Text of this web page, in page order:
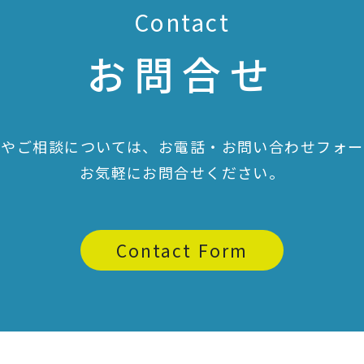
Contact
お問合せ
ご相談については、お電話・お問い合わせフォ
お気軽にお問合せください。
Contact Form